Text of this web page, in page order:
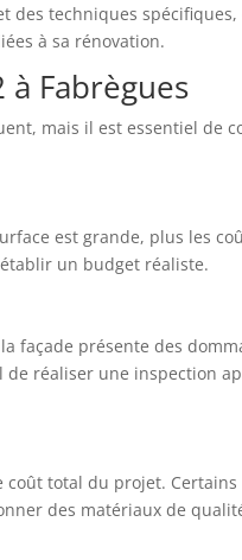
des techniques
à sa rénovation.
Fabrègues
mais il est essentiel de
est grande, plus les
un budget réaliste.
façade présente des
réaliser une inspection
total du projet.
des matériaux de